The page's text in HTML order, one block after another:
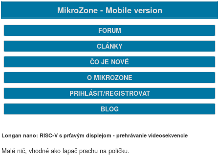
MikroZone - Mobile version
FORUM
ČLÁNKY
ČO JE NOVÉ
O MIKROZONE
PRIHLÁSIŤ/REGISTROVAŤ
BLOG
Longan nano: RISC-V s prťavým displejom - prehrávanie videosekvencie
Malé nič, vhodné ako lapač prachu na poličku.